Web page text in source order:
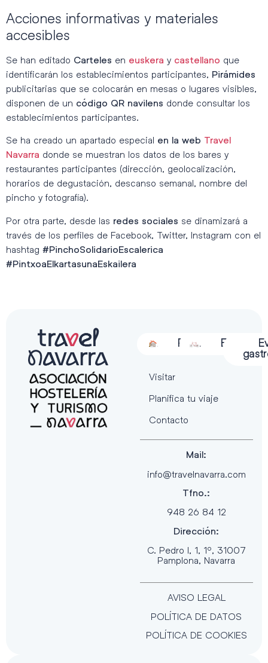
Acciones informativas y materiales
accesibles
Se han editado Carteles en euskera y castellano que
identificarán los establecimientos participantes, Pirámides
publicitarias que se colocarán en mesas o lugares visibles,
disponen de un código QR navilens donde consultar los
establecimientos participantes.
Se ha creado un apartado especial en la web Travel
Navarra donde se muestran los datos de los bares y
restaurantes participantes (dirección, geolocalización,
horarios de degustación, descanso semanal, nombre del
pincho y fotografía).
Por otra parte, desde las redes sociales se dinamizará a
través de los perfiles de Facebook, Twitter, Instagram con el
hashtag #PinchoSolidarioEscalerica
#PintxoaElkartasunaEskailera
Alojamiento
Restauración
Actividades
Visitar
Planifica tu viaje
Contacto
Mail:
info@travelnavarra.com
Tfno.:
948 26 84 12
Dirección:
C. Pedro I, 1, 1º, 31007
Pamplona, Navarra
AVISO LEGAL
POLÍTICA DE DATOS
POLÍTICA DE COOKIES